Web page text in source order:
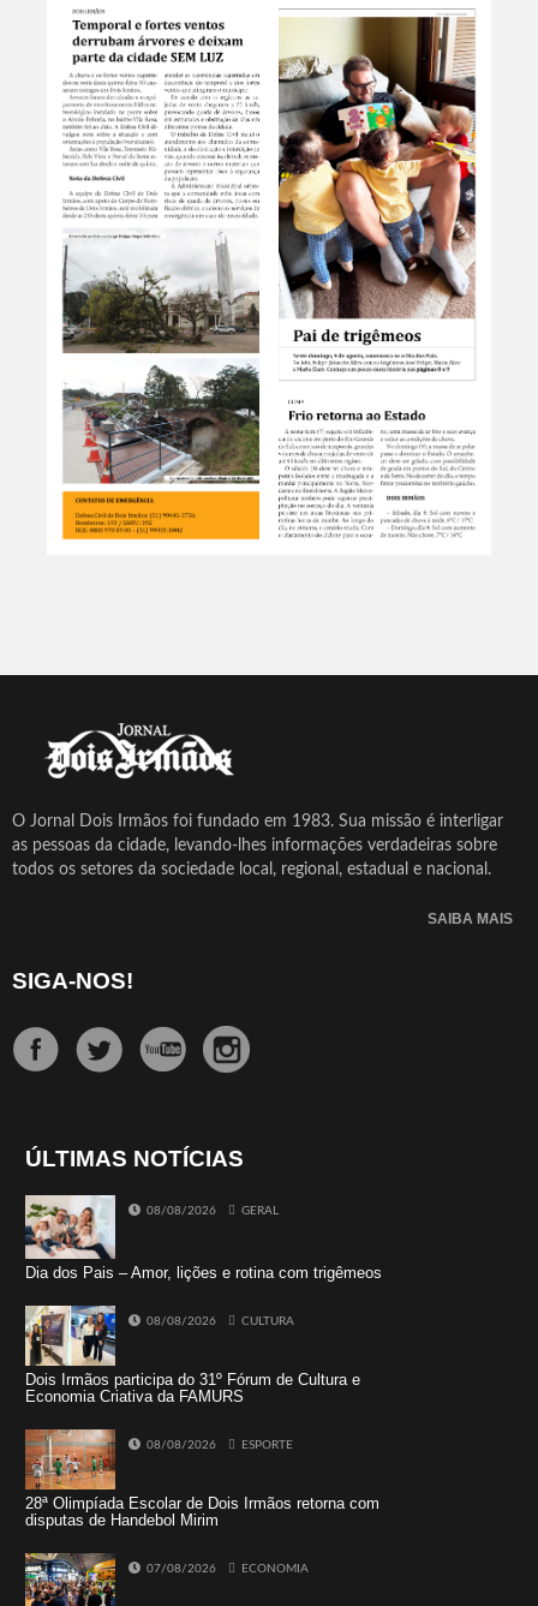
O Jornal Dois Irmãos foi fundado em 1983. Sua missão é interligar
as pessoas da cidade, levando-lhes informações verdadeiras sobre
todos os setores da sociedade local, regional, estadual e nacional.
SAIBA MAIS
SIGA-NOS!
ÚLTIMAS NOTÍCIAS
08/08/2026 GERAL
Dia dos Pais – Amor, lições e rotina com trigêmeos
08/08/2026 CULTURA
Dois Irmãos participa do 31º Fórum de Cultura e
Economia Criativa da FAMURS
08/08/2026 ESPORTE
28ª Olimpíada Escolar de Dois Irmãos retorna com
disputas de Handebol Mirim
07/08/2026 ECONOMIA